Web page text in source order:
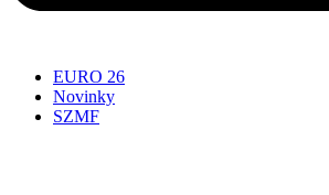
EURO 26
Novinky
SZMF